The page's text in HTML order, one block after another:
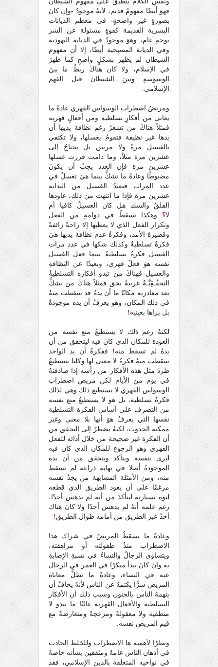
فهوَ أيضًا مفهومٌ قديم، لأنهُ موجودٌ -وإن كانَ
بصورةٍ غير واضحةٍ- في معظم الديانات
البشرية القديمة كقوةٍ مسئولة عن الشر
بوجهٍ عام، وهوَ موجودٌ في الديانة اليهودية
وفي الديانة المسيحية أيضًا، إلا أن مفهوم
الشيطان لم يظهر بشكلٍ واضحٍ كما ظهرَ
في الإسلام، ولا كان هناكَ ربطٌ ما بينَ
الوسوسةِ وبينَ الشيطان قبل الفهم
الإسلامي.
ومريضُ اضطراب الوسواس القهري عادةً ما
يعاني من أفكارٍ تسلطية ومن أفعالٍ قهرية
فمثلاً هناكَ من تشعرُ رغم نظافة يديها أن
يدها غير نظيفة فتقومُ بغسلها، ولا تكتفي
بالغسيل مرةً ولا مرتين بل تحتاجُ إلى
عشرين مرة مثلاً، وما دامت قررت غسلها
عشرين مرة فإن العدد يجبُ أن يكونَ
مضبوطًا وعادةً ما تشكُّ بينما هيَ تغسلُ في
عدد المرات فتعيدُ الغسيل من البداية
عشرين مرة فإذا ما انتهت من ذلك، عاودها
القلقُ والشك هل كان الغسيلُ كافيا أم
لا؟ وهكذا تسقطُ في دوامةٍ من الفعل
وتكرار الفعل الذي لا يعطيها إلا راحةً زائفةً
وقصيرةَ الأمد، وفكرةُ عدم نظافة يديها هيَ
فكرةٌ تسلطيةٌ وكذلك شكها في عدد مرات
الغسيل فكرةٌ تسلطيةٌ بينما فعل الغسيل
نفسه هوَ فعلٌ قهري، وبعيدًا عن النظافةِ
والغسيل فهناكَ من تبدو أفكاره التسلطيةُ
التحقُـقِيَّـةُ غريبةً بحق فمثلاً هناكَ من يشكُّ
بعد مغادرته مكانًا ما أن يدهُ قد سقطت منهُ
في ذلك المكان، وهو يعرفُ أن يده موجودةٌ
بل يراها بعينيه!
لكنهُ رغم ذلك لا يستطيعُ منع نفسه من
العودة للمكان الذي كان فيه ليتحقق من أن
يدهُ لم تسقط منه! ففكرةُ أن يد الواحد
سقطت منهُ فكرةٌ لا معنى لها وكلنا يستطيعُ
طردَ مثل هذه الأفكار من رأسه إذا صادفتهُ
في يوم من الأيام لكن مريض اضطراب
الوسواس القهري لا يستطيع ذلك وهي لذلك
فكرةٌ تسلطية، بل هو لا يستطيعُ منع نفسه
من التصرف على أساس الفكرة التسلطية
نفسها التي يعرفُ هوَ أنها بلا معنى وغير
ممكنة الحدوث، لكنهُ يضطرُ إلى التحقق من
أن الفكرة غير صحيحة من خلال أدائه للفعل
القهري وهو الرجوع للمكان الذي كان فيه
ليرى بنفسه ويتأكد ويتحقق من أن يده
الموجودةُ أصلا في نهاية ذراعه لم تسقط
منه، ومن الأمثلة المشابهة من يجدُ نفسه
مرغمًا على أن يعود الطريق الذي قطعه
لتوه بسيارته ليتأكدَ من أنه لم يدهس أحدًا،
رغم علمه أنهُ لم يدهس أحدًا ولا كانَ هناك
أحدٌ عبر الطريق من أمامه طوال الطريق!
وعادةً ما يسقطُ المريضُ في شراك هذا
الاضطراب منذُ طفولته أو مراهقته،
ويتساوى الرجالُ والنساءُ في نسبةِ الإصابةِ
به وإن كانَ يبدأ مبكرًا في العمر في الرجال
عنه في النساء، وعادةً ما تظلُّ معاناة
المريض سرًّا يكتمهُ عن الناس لأنهُ يخافُ أن
يتهمهُ الناس بالجنون وسبب ذلك أن الأفكار
التسلطية والأفعال القهرية غالبًا ما تبدو لا
منطقية ولا معقولةً ومزعجةً ومتعارضةً مع
قيم المريض نفسه.
ونظرًا لأهمية ها الاضطراب وللخلط الحادث
في أذهان الناس عامةً ومثقفين بشأنه خاصةً
في نواحيه المتعلقة بالدين الإسلامي، فقد